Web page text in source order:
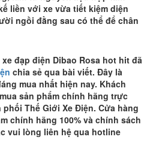
liền với xe vừa tiết kiệm diện
ngồi đằng sau có thể để chân
đạp điện Dibao Rosa hot hit đã
chia sẻ qua bài viết. Đây là
mua nhất hiện nay. Khách
sản phẩm chính hãng trực
Thế Giới Xe Điện. Cửa hàng
chính hãng 100% và chính sách
vui lòng liên hệ qua hotline